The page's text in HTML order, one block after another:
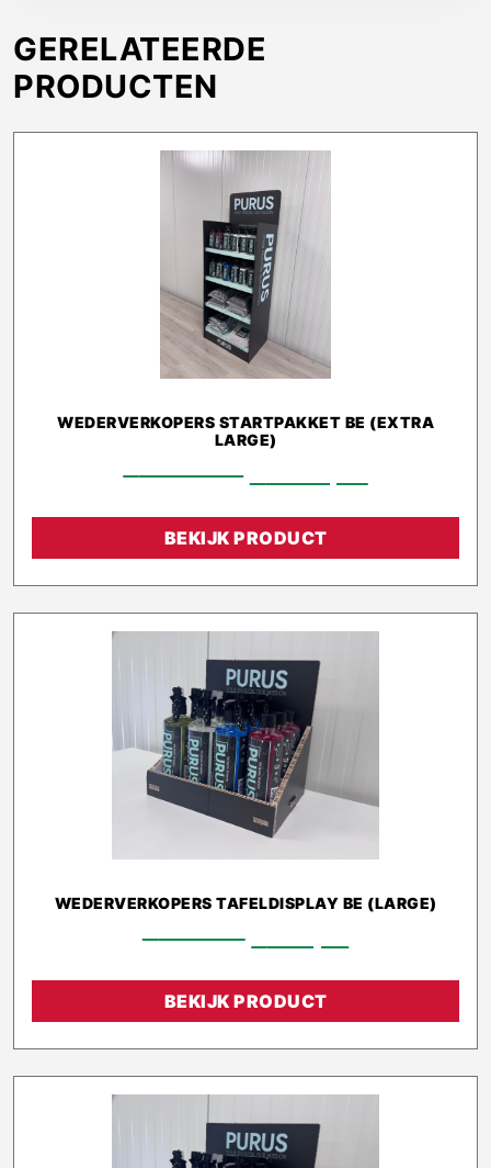
GERELATEERDE
PRODUCTEN
WEDERVERKOPERS STARTPAKKET BE (EXTRA
LARGE)
€2.128,00
BEKIJK PRODUCT
WEDERVERKOPERS TAFELDISPLAY BE (LARGE)
€576,40
BEKIJK PRODUCT